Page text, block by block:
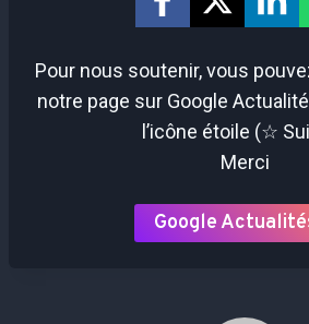
Pour nous soutenir, vous
notre page sur Google
l’icône étoile (☆
Merci
Google